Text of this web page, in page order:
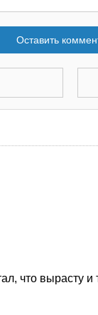
Оставить
что вырасту